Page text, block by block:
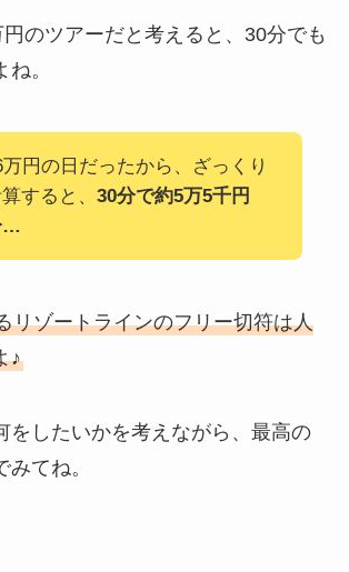
のツアーだと考えると、30分でも
。
万円の日だったから、ざっくり
すると、 30分で約5万5千円
…
リゾートラインのフリー切符は人
♪
をしたいかを考えながら、最高の
てね。